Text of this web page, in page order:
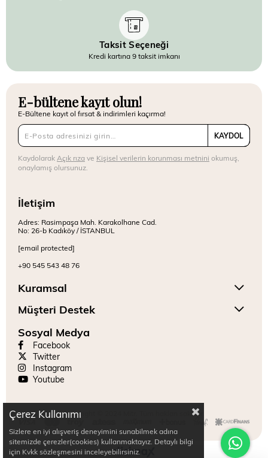
Taksit Seçeneği
Kredi kartına 9 taksit imkanı
E-bültene kayıt olun!
E-Bültene kayıt ol fırsat & indirimleri kaçırma!
KAYDOL
Kaydolarak Açık rızave Kişisel verilerin korunması metnini okumuş,
onaylamış olursunuz.
İletişim
Adres: Rasimpaşa Mah. Karakolhane Cad.
No: 26-b Kadıköy / İSTANBUL
[email protected]
+90 545 543 48 76
Kuramsal
Müşteri Destek
Sosyal Medya
Facebook
Twitter
Instagram
Youtube
Copyright © 2024 Mitr. Tüm hakları saklıdır.
Çerez Kullanımı
Sizlere en iyi alışveriş deneyimini sunabilmek adına
sitemizde çerezler(cookies) kullanmaktayız. Detaylı bilgi
için Kvkk sözleşmesini inceleyebilirsiniz.